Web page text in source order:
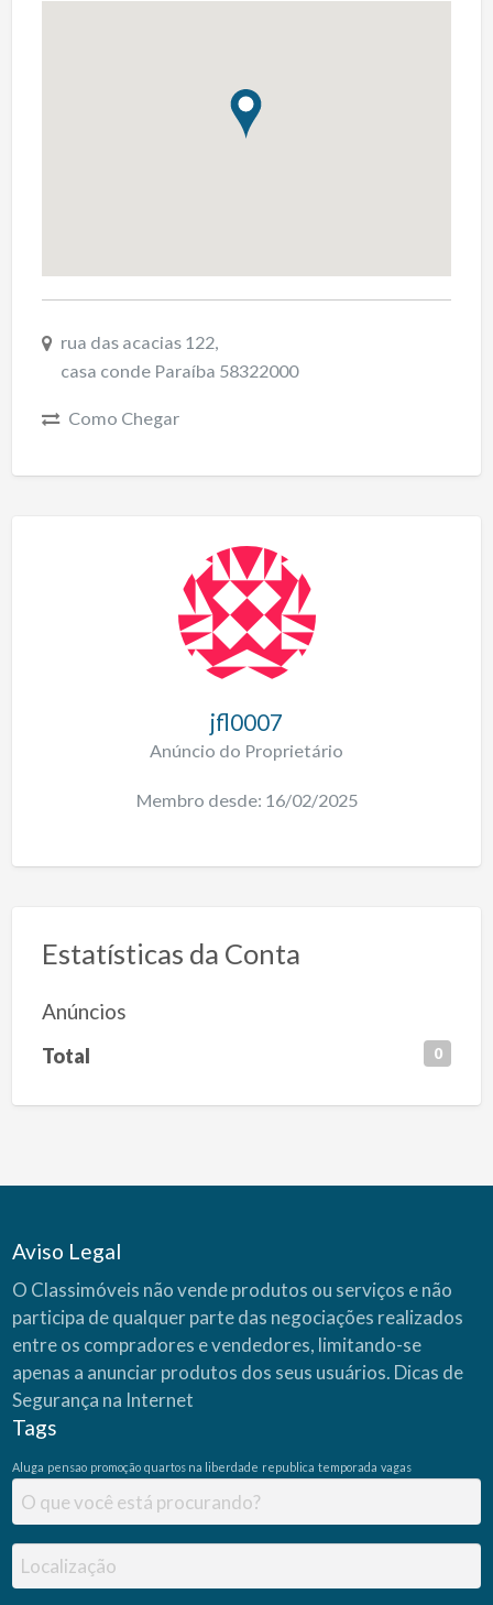
rua das acacias 122,
casa conde Paraíba 58322000
Como Chegar
jfl0007
Anúncio do Proprietário
Membro desde: 16/02/2025
Estatísticas da Conta
Anúncios
Total 0
Aviso Legal
O Classimóveis não vende produtos ou serviços e não
participa de qualquer parte das negociações realizados
entre os compradores e vendedores, limitando-se
apenas a anunciar produtos dos seus usuários. Dicas de
Segurança na Internet
Tags
Aluga pensao promoção quartos na liberdade republica temporada vagas